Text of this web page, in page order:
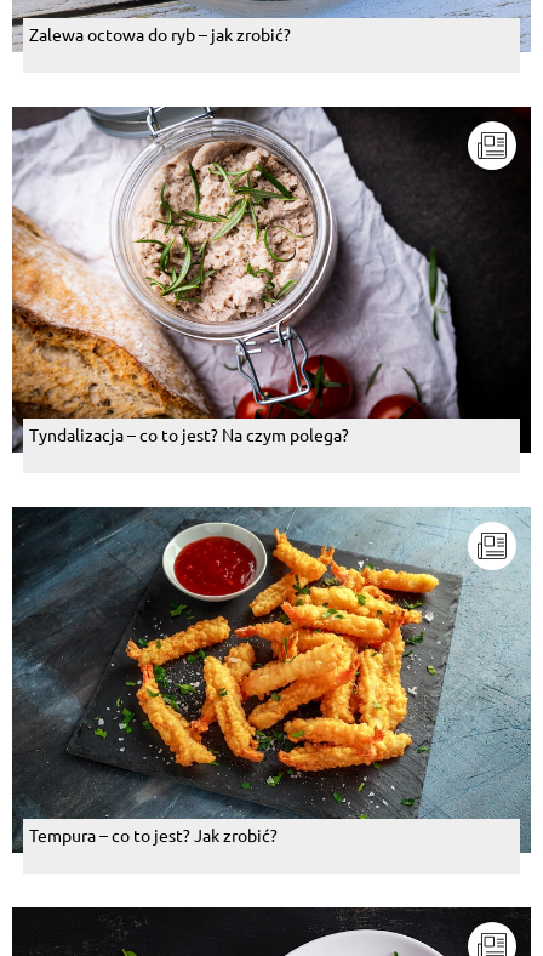
Zalewa octowa do ryb – jak zrobić?
Tyndalizacja – co to jest? Na czym polega?
Tempura – co to jest? Jak zrobić?